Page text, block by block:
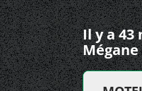
Il y a 43